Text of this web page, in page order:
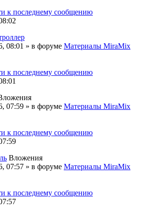
к последнему сообщению
08:01 » в форуме Материалы MiraMix
к последнему сообщению
07:59 » в форуме Материалы MiraMix
к последнему сообщению
Вложения
07:57 » в форуме Материалы MiraMix
к последнему сообщению